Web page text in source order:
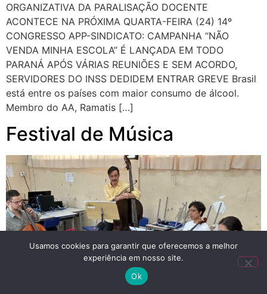
ORGANIZATIVA DA PARALISAÇÃO DOCENTE
ACONTECE NA PRÓXIMA QUARTA-FEIRA (24) 14º
CONGRESSO APP-SINDICATO: CAMPANHA “NÃO
VENDA MINHA ESCOLA” É LANÇADA EM TODO
PARANÁ APÓS VÁRIAS REUNIÕES E SEM ACORDO,
SERVIDORES DO INSS DEDIDEM ENTRAR GREVE Brasil
está entre os países com maior consumo de álcool.
Membro do AA, Ramatis […]
Festival de Música
Usamos cookies para garantir que oferecemos a melhor
experiência em nosso site.
Ok